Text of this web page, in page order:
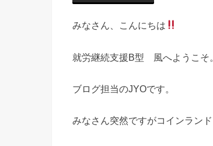
みなさん、こんにちは
就労継続支援B型 風へようこそ。
ブログ担当のJYOです。
みなさん突然ですがコインラン